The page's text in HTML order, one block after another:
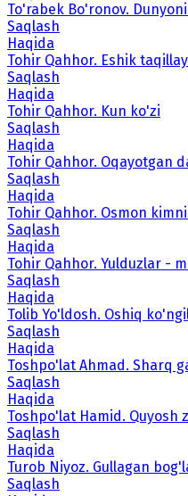
To'rabek Bo'ronov.
Saqlash
Haqida
Tohir Qahhor. Eshik
Saqlash
Haqida
Tohir Qahhor. Kun ko'zi
Saqlash
Haqida
Tohir Qahhor. Oqayotgan
Saqlash
Haqida
Tohir Qahhor. Osmon
Saqlash
Haqida
Tohir Qahhor. Yulduzlar -
Saqlash
Haqida
Tolib Yo'ldosh. Oshiq
Saqlash
Haqida
Toshpo'lat Ahmad. Sharq
Saqlash
Haqida
Toshpo'lat Hamid. Quyosh
Saqlash
Haqida
Turob Niyoz. Gullagan
Saqlash